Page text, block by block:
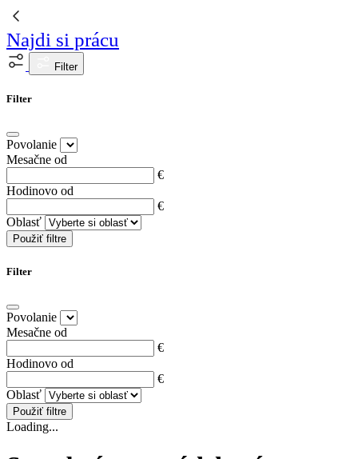
Najdi si prácu
Filter
Filter
Povolanie
Mesačne od
€
Hodinovo od
€
Oblasť
Použiť filtre
Filter
Povolanie
Mesačne od
€
Hodinovo od
€
Oblasť
Použiť filtre
Loading...